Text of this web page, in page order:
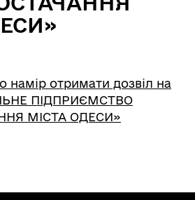
намір отримати дозвіл на
ПІДПРИЄМСТВО
МІСТА ОДЕСИ»